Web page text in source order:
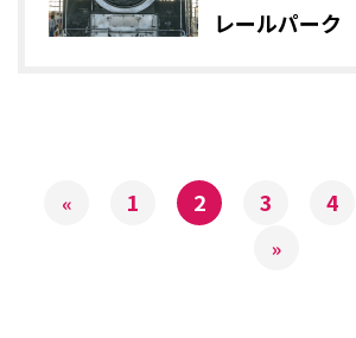
レールパーク
« 1 2 3 4
»